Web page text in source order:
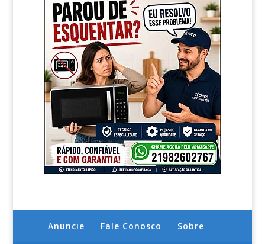
Anuncie Fale Conosco Sobre